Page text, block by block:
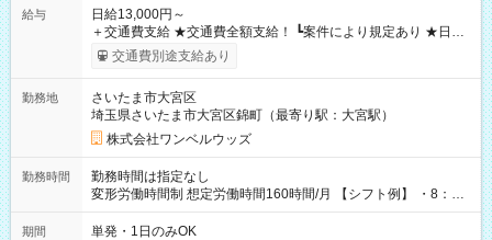
給与
日給13,000円～
＋交通費支給 ★交通費全額支給！ ┗案件により規定あり ★日払
いOK！（規定あり） ┗働いたその日に現金GET♪ お仕事後はコ
ンビニATMから 日払い分を引き落とせます！ 【試用期間】試
交通費別途支給あり
勤務地
さいたま市大宮区
埼玉県さいたま市大宮区錦町（最寄り駅：大宮駅）
株式会社ワンベルウッズ
勤務時間
勤務時間は指定なし
変形労働時間制 想定労働時間160時間/月 【シフト例】 ・8：00
～21：00
期間 単発・1日のみOK